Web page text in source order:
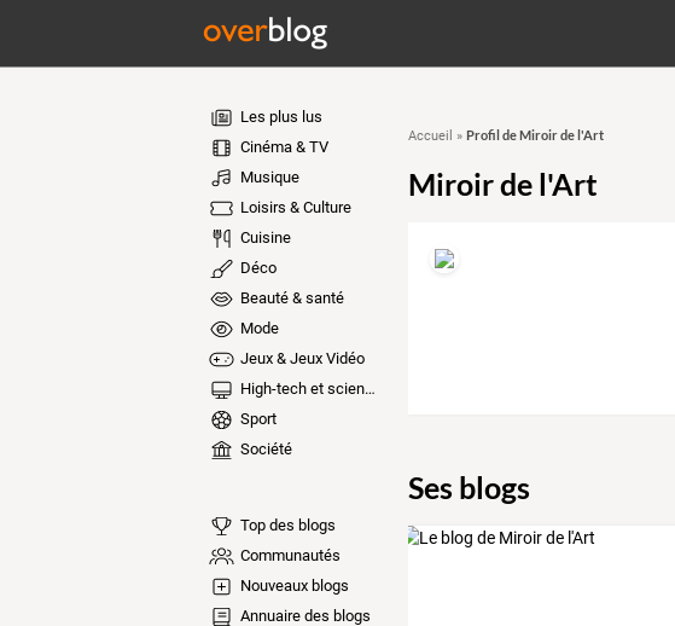
Les plus lus
Cinéma & TV
Musique
Loisirs & Culture
Cuisine
Déco
Beauté & santé
Mode
Jeux & Jeux Vidéo
High-tech et sciences
Sport
Société
Top des blogs
Communautés
Nouveaux blogs
Annuaire des blogs
Accueil » Profil de Miroir de l'Art
Miroir de l'Art
Ses blogs